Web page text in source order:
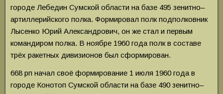
городе Лебедин Сумской области на базе 495 зенитно–
артиллерийского полка. Формировал полк подполковник
Лысенко Юрий Александрович, он же стал и первым
командиром полка. В ноябре 1960 года полк в составе
трёх ракетных дивизионов был сформирован.
668 рп начал своё формирование 1 июля 1960 года в
городе Конотоп Сумской области на базе 490 зенитно–